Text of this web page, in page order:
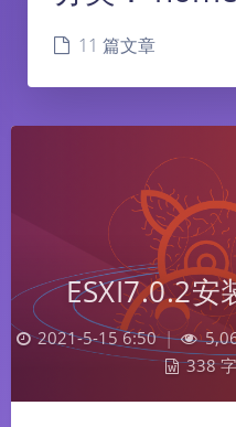
11 篇文章
ESXI7.0.2
2021-5-15 6:50 |
338 字